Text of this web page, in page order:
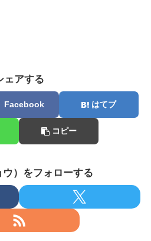
ェアする
Facebook はてブ
コピー
）をフォローする